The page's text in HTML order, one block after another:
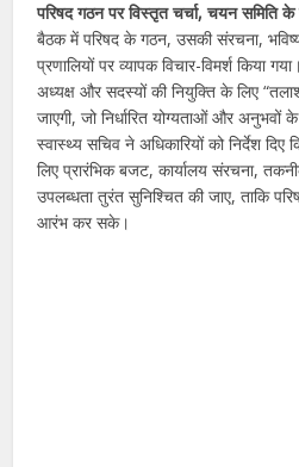
परिषद गठन पर विस्तृत चर्चा, चयन समिति के
बैठक में परिषद के गठन, उसकी संरचना,
प्रणालियों पर व्यापक विचार-विमर्श किया
अध्यक्ष और सदस्यों की नियुक्ति के लिए
जाएगी, जो निर्धारित योग्यताओं और
स्वास्थ्य सचिव ने अधिकारियों को निर्देश
लिए प्रारंभिक बजट, कार्यालय संरचना,
उपलब्धता तुरंत सुनिश्चित की जाए, ताकि
आरंभ कर सके।